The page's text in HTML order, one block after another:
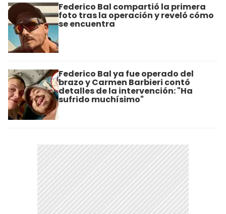
Federico Bal compartió la primera
foto tras la operación y reveló cómo
se encuentra
Federico Bal ya fue operado del
brazo y Carmen Barbieri contó
detalles de la intervención: "Ha
sufrido muchísimo"